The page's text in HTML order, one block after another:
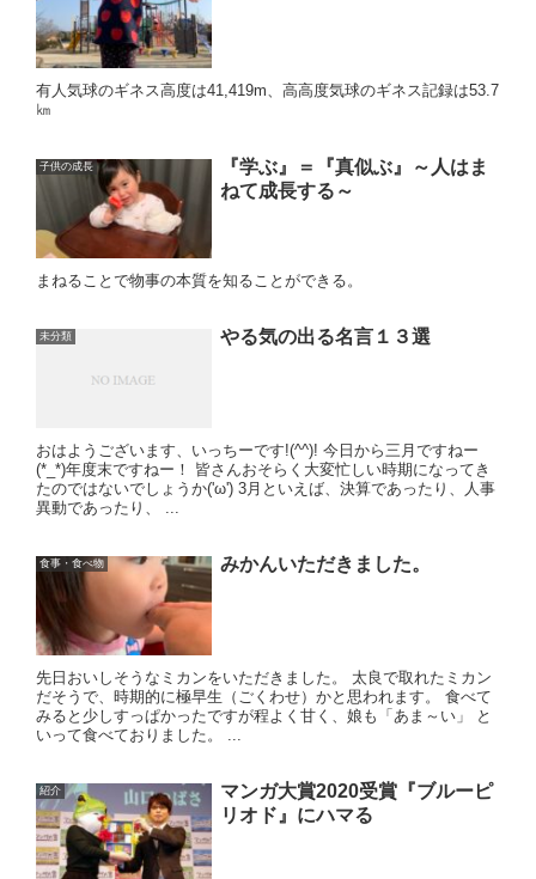
有人気球のギネス高度は41,419m、高高度気球のギネス記録は53.7
㎞
子供の成長
『学ぶ』＝『真似ぶ』～人はま
ねて成長する～
まねることで物事の本質を知ることができる。
未分類 やる気の出る名言１３選
おはようございます、いっちーです!(^^)! 今日から三月ですねー
(*_*)年度末ですねー！ 皆さんおそらく大変忙しい時期になってき
たのではないでしょうか('ω') 3月といえば、決算であったり、人事
異動であったり、 ...
食事・食べ物 みかんいただきました。
先日おいしそうなミカンをいただきました。 太良で取れたミカン
だそうで、時期的に極早生（ごくわせ）かと思われます。 食べて
みると少しすっぱかったですが程よく甘く、娘も「あま～い」 と
いって食べておりました。 ...
紹介
マンガ大賞2020受賞『ブルーピ
リオド』にハマる